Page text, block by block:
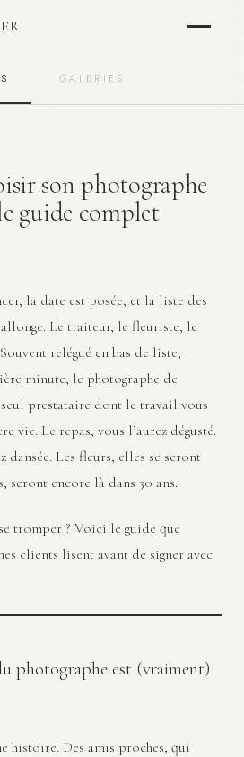
GALERIES
son photographe
guide complet
la date est posée, et la liste des
Le traiteur, le fleuriste, le
relégué en bas de liste,
minute, le photographe de
prestataire dont le travail vous
vie. Le repas, vous l’aurez dégusté.
dansée. Les fleurs, elles se seront
seront encore là dans 30 ans.
tromper ? Voici le guide que
clients lisent avant de signer avec
photographe est (vraiment)
histoire. Des amis proches, qui